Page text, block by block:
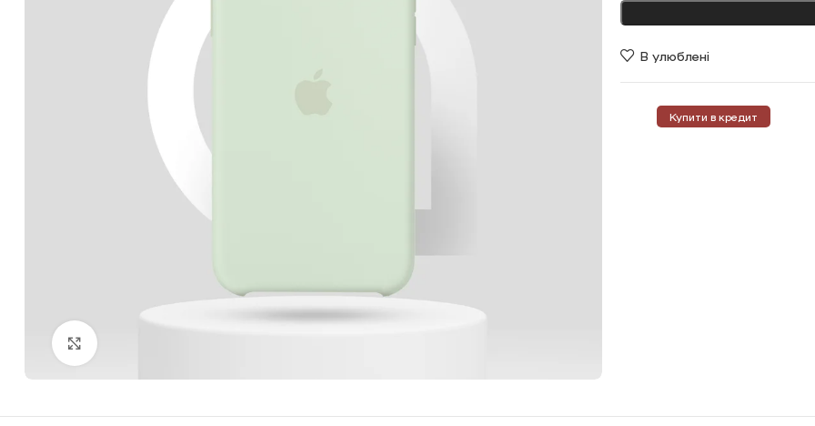
В улюблені
Купити в кредит